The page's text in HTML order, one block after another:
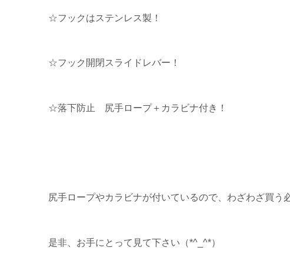
☆フックはステンレス製！
☆フック開閉スライドレバー！
☆落下防止 尻手ロープ＋カラビナ付き！
尻手ロープやカラビナが付いているので、わざわざ買う
是非、お手にとって見て下さい（*^_^*）